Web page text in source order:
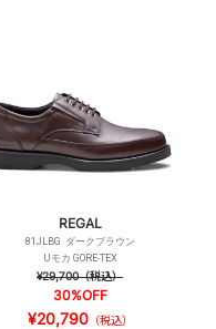
REGAL
81JLBG ダークブラウン
Uモカ GORE-TEX
¥29,700（税込）
30%OFF
¥20,790（税込）